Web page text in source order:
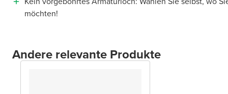
möchten!
Andere relevante Produkte